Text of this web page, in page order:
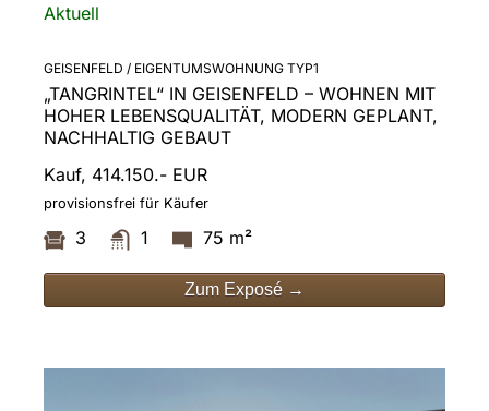
Aktuell
GEISENFELD / EIGENTUMSWOHNUNG TYP1
„TANGRINTEL“ IN GEISENFELD – WOHNEN MIT
HOHER LEBENSQUALITÄT, MODERN GEPLANT,
NACHHALTIG GEBAUT
Kauf, 414.150.- EUR
provisionsfrei für Käufer
3 1 75 m²
Zum Exposé →